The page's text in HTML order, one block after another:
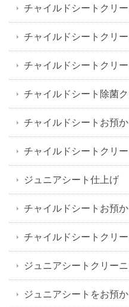
チャイルドシートクリ
チャイルドシートクリ
チャイルドシートクリ
チャイルドシート除菌
チャイルドシートお預
チャイルドシートクリ
ジュニアシート仕上げ
チャイルドシートお預
チャイルドシートクリ
ジュニアシートクリー
ジュニアシートをお預